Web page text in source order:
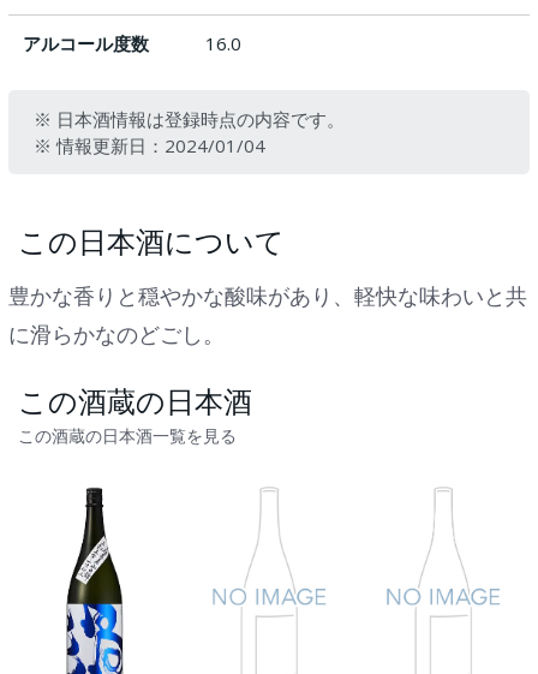
アルコール度数 16.0
※ 日本酒情報は登録時点の内容です。
※ 情報更新日：2024/01/04
この日本酒について
豊かな香りと穏やかな酸味があり、軽快な味わいと共
に滑らかなのどごし。
この酒蔵の日本酒
この酒蔵の日本酒一覧を見る